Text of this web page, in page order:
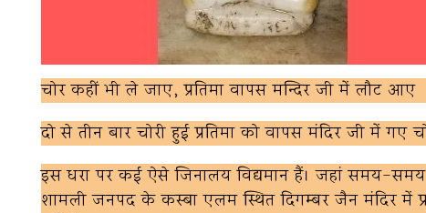
चोर कहीं भी ले जाए, प्रतिमा वापस मन्दिर जी में लौट आए
दो से तीन बार चोरी हुई प्रतिमा को वापस मंदिर जी में गए
इस धरा पर कई ऐसे जिनालय विद्यमान हैं। जहां समय-
शामली जनपद के कस्बा एलम स्थित दिगम्बर जैन मंदिर में